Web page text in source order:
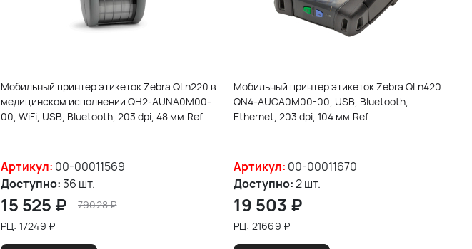
Мобильный принтер этикеток Zebra QLn220 в
медицинском исполнении QH2-AUNA0M00-
00, WiFi, USB, Bluetooth, 203 dpi, 48 мм.Ref
Артикул: 00-00011569
Доступно:36 шт.
15 525 ₽ 79028₽
РЦ: 17249 ₽
Мобильный принтер этикеток Zebra QLn420
QN4-AUCA0M00-00, USB, Bluetooth,
Ethernet, 203 dpi, 104 мм.Ref
Артикул: 00-00011670
Доступно:2 шт.
19 503 ₽
РЦ: 21669 ₽